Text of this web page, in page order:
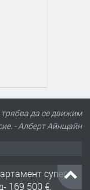
да се движим
- Алберт Айнщайн